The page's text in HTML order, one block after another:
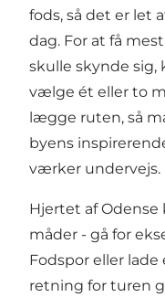
fods, så det er let
dag. For at få
skulle skynde
vælge ét eller to
lægge ruten, så
byens
værker undervejs.
Hjertet af Odense
måder - gå for
Fodspor eller lade
retning for turen